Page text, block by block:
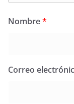
Nombre*
Correo